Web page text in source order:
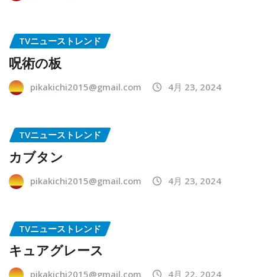
TVニューストレンド
呪術の板
pikakichi2015@gmail.com 4月 23, 2024
TVニューストレンド
カブタン
pikakichi2015@gmail.com 4月 23, 2024
TVニューストレンド
キュアグレース
pikakichi2015@gmail.com 4月 22, 2024